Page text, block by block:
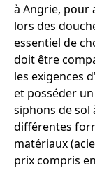
à Angrie, pour
lors des
essentiel de
doit être
les exigences
et posséder
siphons de sol
différentes
matériaux
prix compris